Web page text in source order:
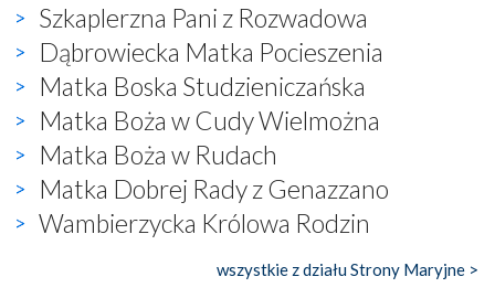
Szkaplerzna Pani z Rozwadowa
Dąbrowiecka Matka Pocieszenia
Matka Boska Studzieniczańska
Matka Boża w Cudy Wielmożna
Matka Boża w Rudach
Matka Dobrej Rady z Genazzano
Wambierzycka Królowa Rodzin
wszystkie z działu Strony Maryjne >